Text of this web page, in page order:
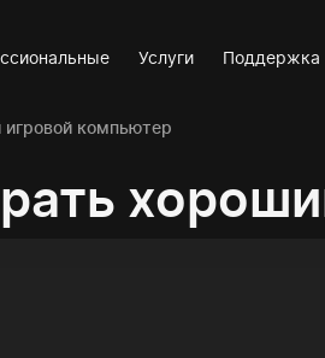
Услуги Поддержка
компьютер